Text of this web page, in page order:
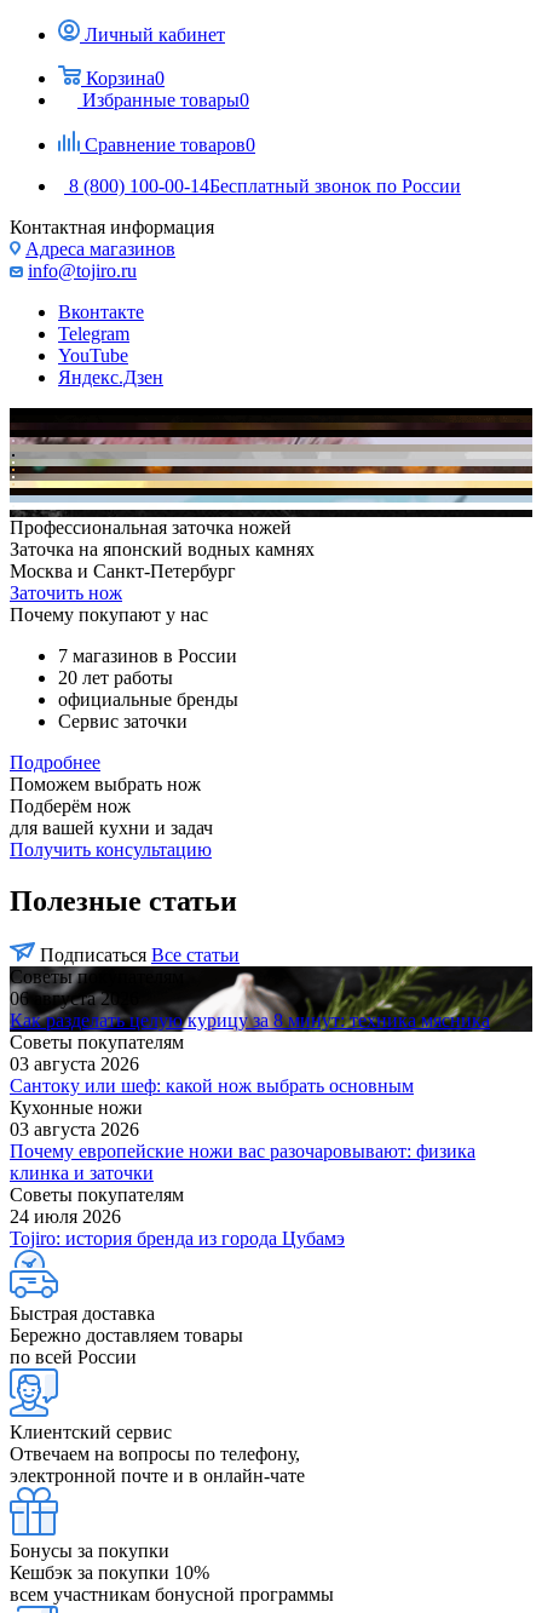
Личный кабинет
Корзина0
Избранные товары0
Сравнение товаров0
8 (800) 100-00-14Бесплатный звонок по России
Контактная информация
Адреса магазинов
info@tojiro.ru
Вконтакте
Telegram
YouTube
Яндекс.Дзен
Профессиональная заточка ножей
Заточка на японский водных камнях
Москва и Санкт-Петербург
Заточить нож
Почему покупают у нас
7 магазинов в России
20 лет работы
официальные бренды
Сервис заточки
Подробнее
Поможем выбрать нож
Подберём нож
для вашей кухни и задач
Получить консультацию
Полезные статьи
Подписаться Все статьи
Советы покупателям
06 августа 2026
Как разделать целую курицу за 8 минут: техника мясника
Советы покупателям
03 августа 2026
Сантоку или шеф: какой нож выбрать основным
Кухонные ножи
03 августа 2026
Почему европейские ножи вас разочаровывают: физика
клинка и заточки
Советы покупателям
24 июля 2026
Tojiro: история бренда из города Цубамэ
Быстрая доставка
Бережно доставляем товары
по всей России
Клиентский сервис
Отвечаем на вопросы по телефону,
электронной почте и в онлайн-чате
Бонусы за покупки
Кешбэк за покупки 10%
всем участникам бонусной программы